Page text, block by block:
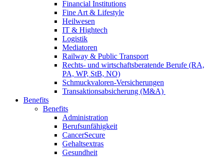
Financial Institutions
Fine Art & Lifestyle
Heilwesen
IT & Hightech
Logistik
Mediatoren
Railway & Public Transport
Rechts- und wirtschaftsberatende Berufe (RA,
PA, WP, StB, NO)
Schmuckvaloren-Versicherungen
Transaktionsabsicherung (M&A)
Benefits
Benefits
Administration
Berufsunfähigkeit
CancerSecure
Gehaltsextras
Gesundheit